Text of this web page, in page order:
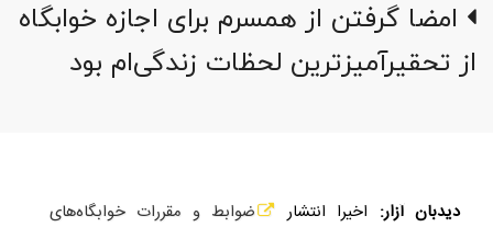
امضا گرفتن از همسرم برای اجازه خوابگاه
از تحقیرآمیزترین لحظات زندگی‌ام بود
دیدبان آزار: اخیرا انتشار
ضوابط و مقررات خوابگاه‌های